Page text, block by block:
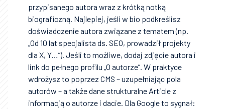
przypisanego autora wraz z krótką notką
biograficzną. Najlepiej, jeśli w bio podkreślisz
doświadczenie autora związane z tematem (np.
„Od 10 lat specjalista ds. SEO, prowadził projekty
dla X, Y…”). Jeśli to możliwe, dodaj zdjęcie autora i
link do pełnego profilu „O autorze”. W praktyce
wdrożysz to poprzez CMS – uzupełniając pola
autorów – a także dane strukturalne Article z
informacją o autorze i dacie. Dla Google to sygnał: